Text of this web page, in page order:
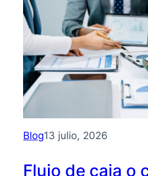
hacer
crecer
tu
PYME
sin
depender
inversionistas
Blog13 julio, 2026
Flujo de caja o